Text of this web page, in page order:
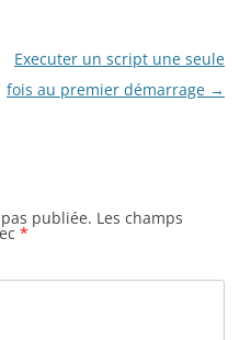
Executer un script une seule
fois au premier démarrage →
publiée. Les champs
*